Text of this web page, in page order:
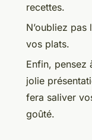
recettes.
N’oubliez
vos plats.
Enfin, pensez
jolie
fera saliver
goûté.